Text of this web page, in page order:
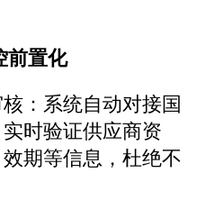
前置化
：系统自动对接国
时验证供应商资
期等信息，杜绝不